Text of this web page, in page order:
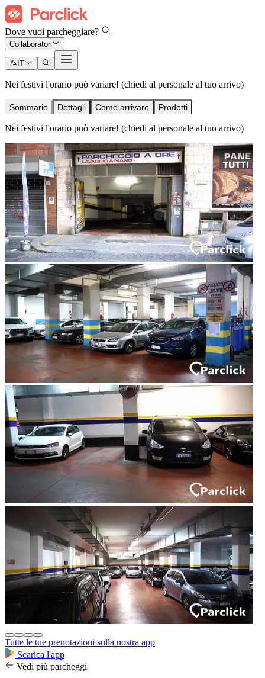
Dove vuoi parcheggiare?
Collaboratori
IT
Nei festivi l'orario può variare! (chiedi al personale al tuo arrivo)
Sommario Dettagli Come arrivare Prodotti
Nei festivi l'orario può variare! (chiedi al personale al tuo arrivo)
Tutte le tue prenotazioni sulla nostra app
Scarica l'app
Vedi più parcheggi